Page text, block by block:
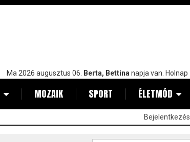
Ma 2026 augusztus 06. Berta, Bettina napja van. Holnap
MOZAIK SPORT ÉLETMÓD
Bejelentkezés